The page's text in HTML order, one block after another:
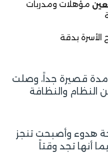
مؤهلات ومدربات
الأسرة بدقة
مدة قصيرة جداً، وصلت
النظام والنظافة
هدوء وأصبحت تنجز
أنها تجد وقتاً